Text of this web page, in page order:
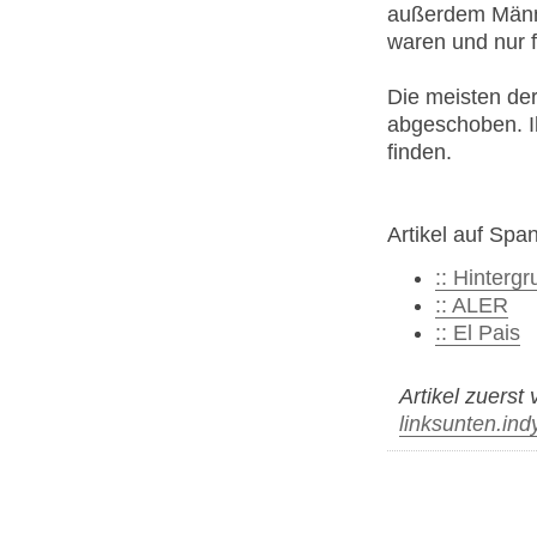
außerdem
waren und nur
Die meisten
abgeschoben.
finden.
Artikel auf
::
:: ALER
:: El Pais
Artikel zuerst